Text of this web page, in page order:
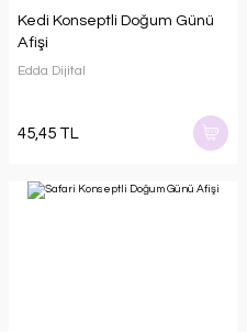
Kedi Konseptli Doğum Günü
Afişi
Edda Dijital
45,45 TL